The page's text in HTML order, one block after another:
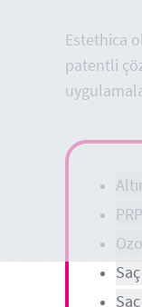
Estethica
patentli